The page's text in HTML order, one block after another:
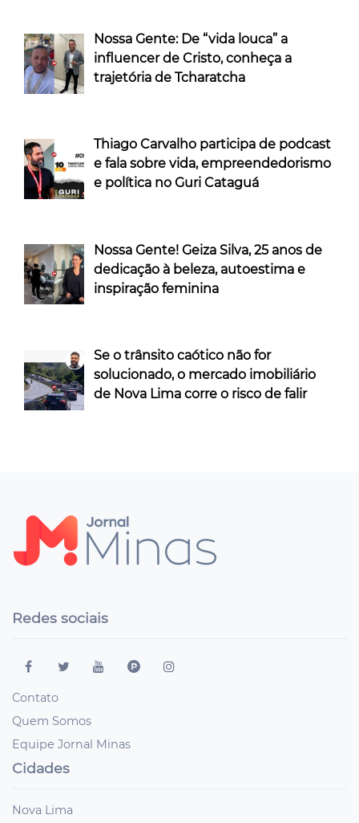
Nossa Gente: De “vida louca” a
influencer de Cristo, conheça a
trajetória de Tcharatcha
Thiago Carvalho participa de podcast
e fala sobre vida, empreendedorismo
e política no Guri Cataguá
Nossa Gente! Geiza Silva, 25 anos de
dedicação à beleza, autoestima e
inspiração feminina
Se o trânsito caótico não for
solucionado, o mercado imobiliário
de Nova Lima corre o risco de falir
Redes sociais
Contato
Quem Somos
Equipe Jornal Minas
Cidades
Nova Lima